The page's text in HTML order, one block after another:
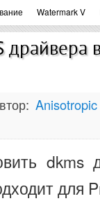
Watermark V
драйвера
Anisotropic
dkms
для